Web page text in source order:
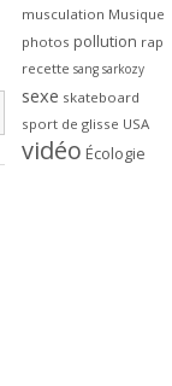
musculation Musique
photos pollution rap
recette sang sarkozy
sexe skateboard
sport de glisse USA
vidéo Écologie